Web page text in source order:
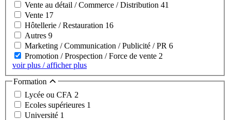
Vente au détail / Commerce / Distribution 41
Vente 17
Hôtellerie / Restauration 16
Autres 9
Marketing / Communication / Publicité / PR 6
Promotion / Prospection / Force de vente 2
voir plus / afficher plus
Formation
Lycée ou CFA 2
Ecoles supérieures 1
Université 1